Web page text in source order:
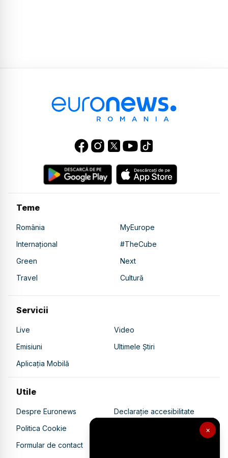
×
Teme
România
MyEurope
Internațional
#TheCube
Green
Next
Travel
Cultură
Servicii
Live
Video
Emisiuni
Ultimele Știri
Aplicația Mobilă
Utile
Despre Euronews
Declarație accesibilitate
Politica Cookie
Politica de confidențialitate
Formular de contact